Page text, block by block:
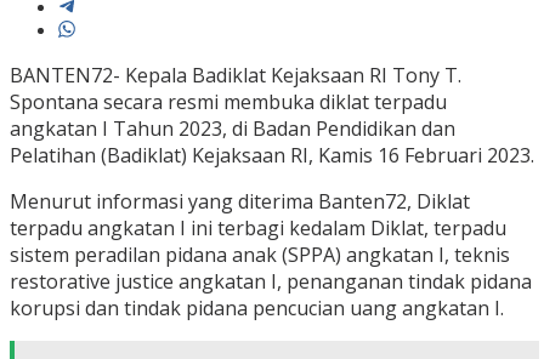
BANTEN72- Kepala Badiklat Kejaksaan RI Tony T.
Spontana secara resmi membuka diklat terpadu
angkatan I Tahun 2023, di Badan Pendidikan dan
Pelatihan (Badiklat) Kejaksaan RI, Kamis 16 Februari 2023.
Menurut informasi yang diterima Banten72, Diklat
terpadu angkatan I ini terbagi kedalam Diklat, terpadu
sistem peradilan pidana anak (SPPA) angkatan I, teknis
restorative justice angkatan I, penanganan tindak pidana
korupsi dan tindak pidana pencucian uang angkatan I.